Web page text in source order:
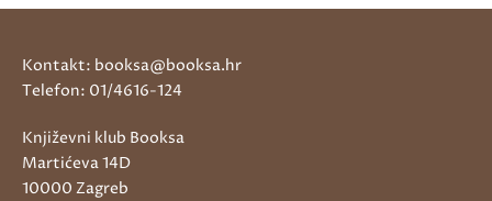
Kontakt: booksa@booksa.hr
Telefon: 01/4616-124
Književni klub Booksa
Martićeva 14D
10000 Zagreb